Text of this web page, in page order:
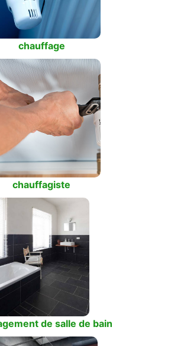
chauffage
chauffagiste
de salle de bain